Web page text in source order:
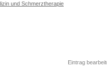
und Schmerztherapie
Eintrag